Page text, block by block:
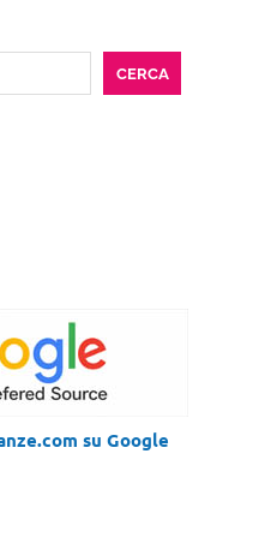
CERCA
su Google